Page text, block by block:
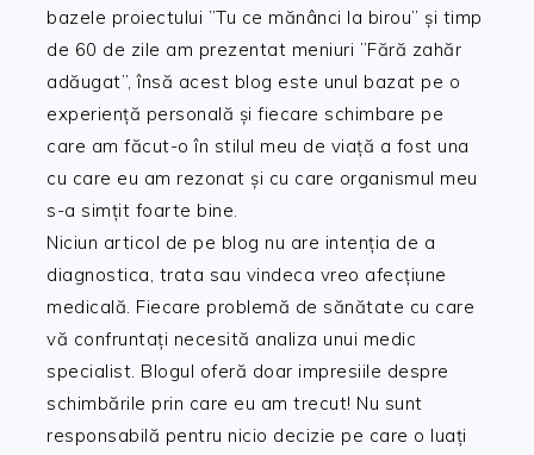
bazele proiectului ”Tu ce mănânci la birou” și timp
de 60 de zile am prezentat meniuri ”Fără zahăr
adăugat”, însă acest blog este unul bazat pe o
experiență personală și fiecare schimbare pe
care am făcut-o în stilul meu de viață a fost una
cu care eu am rezonat și cu care organismul meu
s-a simțit foarte bine.
Niciun articol de pe blog nu are intenția de a
diagnostica, trata sau vindeca vreo afecțiune
medicală. Fiecare problemă de sănătate cu care
vă confruntați necesită analiza unui medic
specialist. Blogul oferă doar impresiile despre
schimbările prin care eu am trecut! Nu sunt
responsabilă pentru nicio decizie pe care o luați